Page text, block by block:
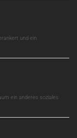
und ein
ein anderes soziales